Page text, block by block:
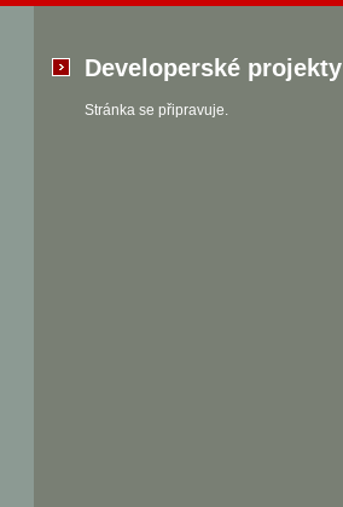
Developerské projekty
Stránka se připravuje.